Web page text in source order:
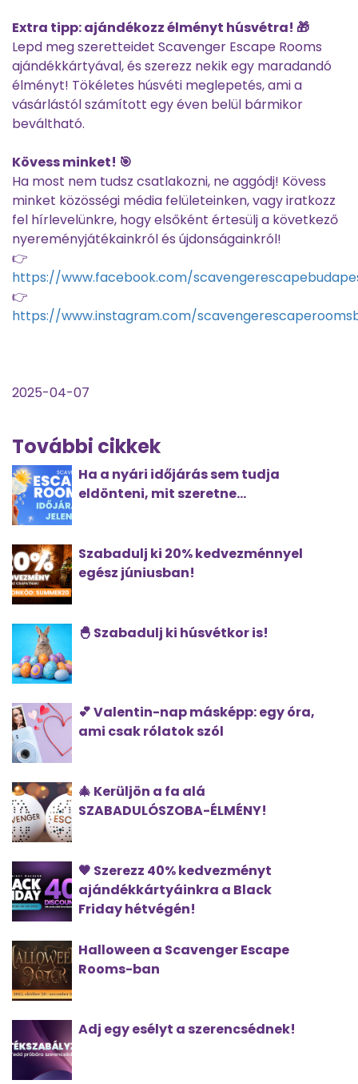
Extra tipp: ajándékozz élményt húsvétra! 🎁
Lepd meg szeretteidet Scavenger Escape Rooms
ajándékkártyával, és szerezz nekik egy maradandó
élményt! Tökéletes húsvéti meglepetés, ami a
vásárlástól számított egy éven belül bármikor
beváltható.
Kövess minket! 🎯
Ha most nem tudsz csatlakozni, ne aggódj! Kövess
minket közösségi média felületeinken, vagy iratkozz
fel hírlevelünkre, hogy elsőként értesülj a következő
nyereményjátékainkról és újdonságainkról!
👉
https://www.facebook.com/
👉
https://www.instagram.com/
2025-04-07
További cikkek
Ha a nyári időjárás sem tudja
eldönteni, mit szeretne...
Szabadulj ki 20% kedvezménnyel
egész júniusban!
🐣 Szabadulj ki húsvétkor is!
💕 Valentin-nap másképp: egy óra,
ami csak rólatok szól
🎄 Kerüljön a fa alá
SZABADULÓSZOBA-ÉLMÉNY!
🖤 Szerezz 40% kedvezményt
ajándékkártyáinkra a Black
Friday hétvégén!
Halloween a Scavenger Escape
Rooms-ban
Adj egy esélyt a szerencsédnek!